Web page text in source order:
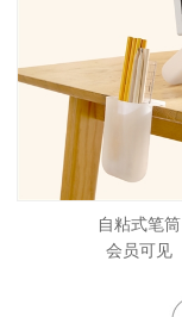
自粘式笔筒
会员可见